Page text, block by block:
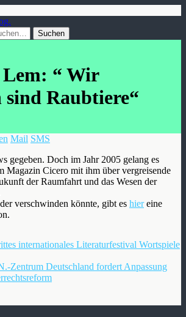
“ Wir
sind Raubtiere“
Mail SMS
gegeben. Doch im Jahr 2005 gelang es
Magazin Cicero mit ihm über vergreisende
der Raumfahrt und das Wesen der
verschwinden könnte, gibt es hiereine
internationales Literaturfestival Wortspiele
Zentrum Deutschland fordert Anpassung